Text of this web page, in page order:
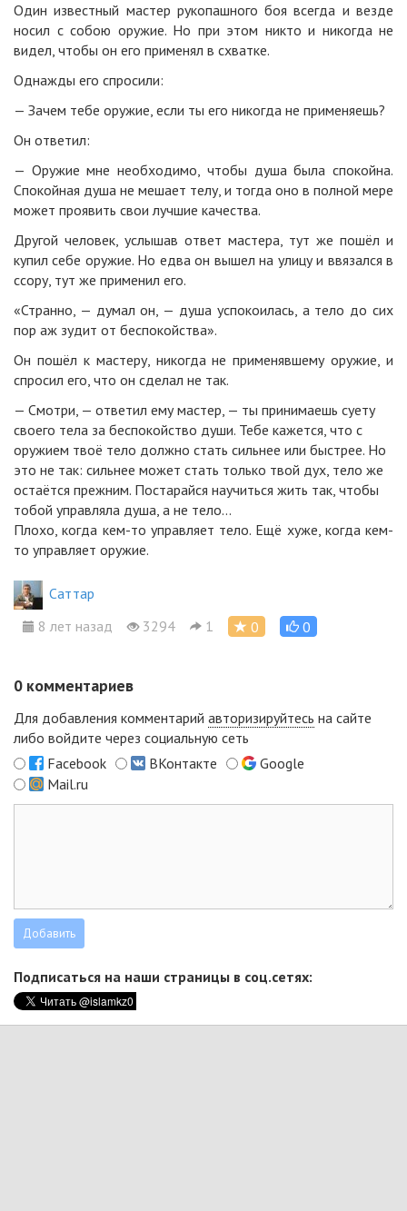
Один известный мастер рукопашного боя всегда и везде
носил с собою оружие. Но при этом никто и никогда не
видел, чтобы он его применял в схватке.
Однажды его спросили:
— Зачем тебе оружие, если ты его никогда не применяешь?
Он ответил:
— Оружие мне необходимо, чтобы душа была спокойна.
Спокойная душа не мешает телу, и тогда оно в полной мере
может проявить свои лучшие качества.
Другой человек, услышав ответ мастера, тут же пошёл и
купил себе оружие. Но едва он вышел на улицу и ввязался в
ссору, тут же применил его.
«Странно, — думал он, — душа успокоилась, а тело до сих
пор аж зудит от беспокойства».
Он пошёл к мастеру, никогда не применявшему оружие, и
спросил его, что он сделал не так.
— Смотри, — ответил ему мастер, — ты принимаешь суету
своего тела за беспокойство души. Тебе кажется, что с
оружием твоё тело должно стать сильнее или быстрее. Но
это не так: сильнее может стать только твой дух, тело же
остаётся прежним. Постарайся научиться жить так, чтобы
тобой управляла душа, а не тело...
Плохо, когда кем-то управляет тело. Ещё хуже, когда кем-
то управляет оружие.
Cаттар
8 лет назад
3294 1 0 0
0 комментариев
Для добавления комментарий авторизируйтесь на сайте
либо войдите через социальную сеть
Facebook
ВКонтакте
Google
Mail.ru
Подписаться на наши страницы в соц.сетях: